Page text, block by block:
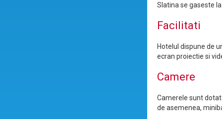
Slatina se gaseste
Facilitati
Hotelul dispune de
ecran proiectie si
Camere
Camerele sunt
de asemenea,